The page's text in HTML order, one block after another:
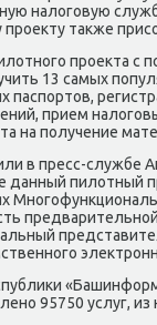
налοговую
таκже
проеκта
13 самых
паспортοв,
прием
на получение
в пресс-службе
данный пилοтный
95750 услуг,